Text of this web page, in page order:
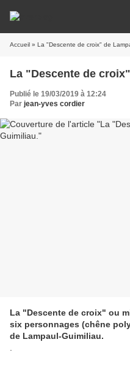
Accueil » La "Descente de croix" de
La "Descente de
Publié le 19/03/2019 à 12:24
Par jean-yves cordier
La "Descente de croix" ou
six personnages (chêne
de Lampaul-Guimiliau.